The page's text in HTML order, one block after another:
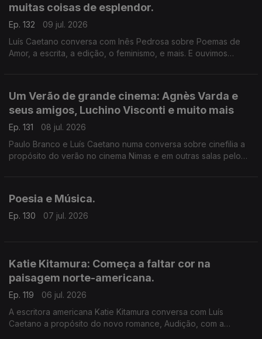
muitas coisas de esplendor.
Ep. 132
09 jul. 2026
Luís Caetano conversa com Inês Pedrosa sobre Poemas de
Amor, a escrita, a edição, o feminismo, e mais. E ouvimos
Um Verão de grande cinema: Agnès Varda e
seus amigos, Luchino Visconti e muito mais
Ep. 131
08 jul. 2026
Paulo Branco e Luís Caetano numa conversa sobre cinefilia a
propósito do verão no cinema Nimas e em outras salas pelo
Poesia e Música.
Ep. 130 07 jul. 2026
Katie Kitamura: Começa a faltar cor na
paisagem norte-americana.
Ep. 119
06 jul. 2026
A escritora americana Katie Kitamura conversa com Luís
Caetano a propósito do novo romance, Audição, com a